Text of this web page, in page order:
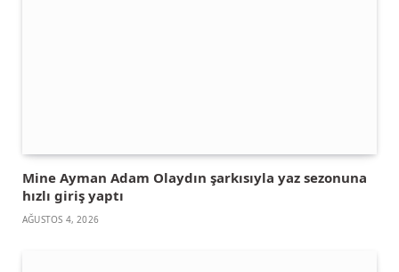
Mine Ayman Adam Olaydın şarkısıyla yaz sezonuna
hızlı giriş yaptı
AĞUSTOS 4, 2026